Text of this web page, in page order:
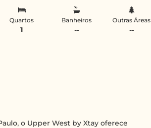
Quartos
1
Banheiros
--
Outras Áreas
--
o Upper West by Xtay oferece